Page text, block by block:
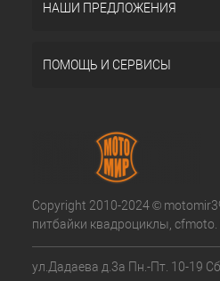
НАШИ ПРЕДЛОЖЕНИЯ
ПОМОЩЬ И СЕРВИСЫ
Copyright 2010-2024 ©
питбайки квадроциклы,
ул.Дадаева д.3а Пн.-Пт. 10-19